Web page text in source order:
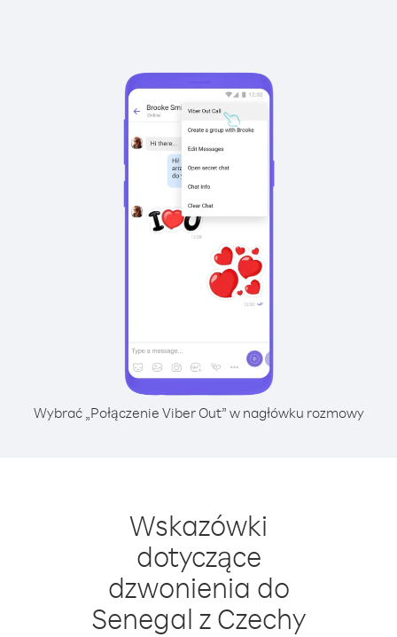
Wybrać „Połączenie Viber Out” w nagłówku rozmowy
Wskazówki
dotyczące
dzwonienia do
Senegal z Czechy